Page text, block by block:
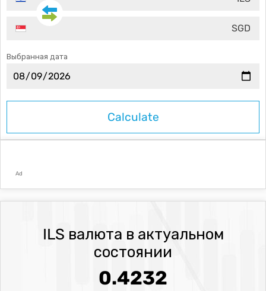
SGD
Выбранная дата
Ad
ILS валюта в актуальном
состоянии
0.4232